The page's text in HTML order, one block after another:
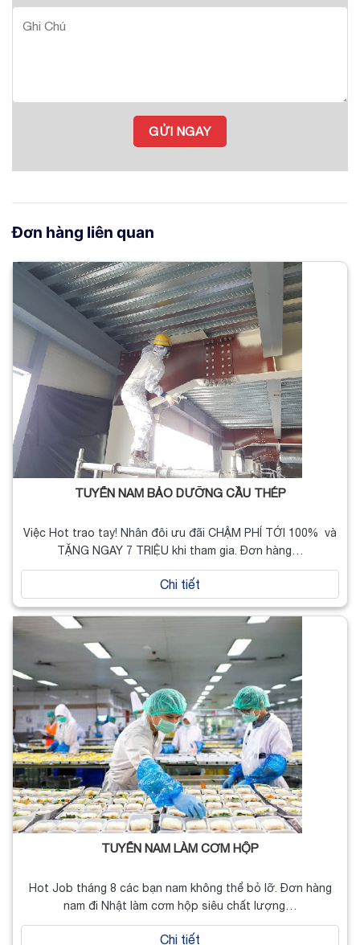
Đơn hàng liên quan
TUYỂN NAM BẢO DƯỠNG CẦU THÉP
Việc Hot trao tay! Nhân đôi ưu đãi CHẬM PHÍ TỚI 100% và
TẶNG NGAY 7 TRIỆU khi tham gia. Đơn hàng…
Chi tiết
TUYỂN NAM LÀM CƠM HỘP
Hot Job tháng 8 các bạn nam không thể bỏ lỡ. Đơn hàng
nam đi Nhật làm cơm hộp siêu chất lượng…
Chi tiết